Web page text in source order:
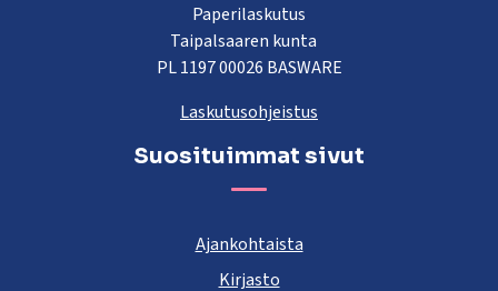
Paperilaskutus
Taipalsaaren kunta
PL 1197 00026 BASWARE
Laskutusohjeistus
Suosituimmat sivut
Ajankohtaista
Kirjasto